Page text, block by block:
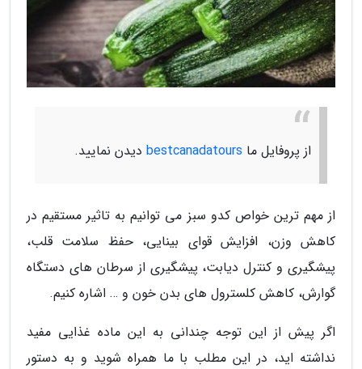
از پروفایل ما bestcanadatours دیدن نمایید.
از مهم ترین خواص کدو سبز می توانیم به تاثیر مستقیم در
کاهش وزن، افزایش قوای بینایی، حفظ سلامت قلب،
پیشگیری و کنترل دیابت، پیشگیری از سرطان های دستگاه
گوارش، کاهش کلسترول های بدن خون و … اشاره کنیم.
اگر پیش از این توجه چندانی به این ماده غذایی مفید
نداشته اید، در این مطلب با ما همراه شوید و به دستور